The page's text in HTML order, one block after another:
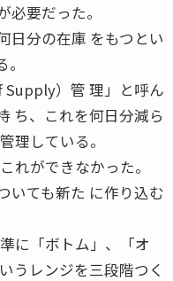
要だった。
日分の在庫 をもつとい
Supply）管 理」と呼ん
ち、これを何日分減ら
理している。
れができなかった。
いても新た に作り込む
に「ボトム」、「オ
うレンジを三段階つく